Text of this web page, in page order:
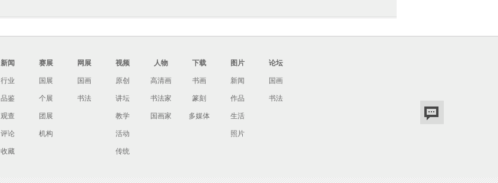
新闻
行业
品鉴
观查
评论
收藏
赛展
国展
个展
团展
机构
网展
国画
书法
视频
原创
讲坛
教学
活动
传统
人物
高清画
书法家
国画家
下载
书画
篆刻
多媒体
图片
新闻
作品
生活
照片
论坛
国画
书法